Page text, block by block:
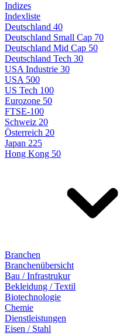
Indizes
Indexliste
Deutschland 40
Deutschland Small Cap 70
Deutschland Mid Cap 50
Deutschland Tech 30
USA Industrie 30
USA 500
US Tech 100
Eurozone 50
FTSE-100
Schweiz 20
Österreich 20
Japan 225
Hong Kong 50
Branchen
Branchenübersicht
Bau / Infrastrukur
Bekleidung / Textil
Biotechnologie
Chemie
Dienstleistungen
Eisen / Stahl